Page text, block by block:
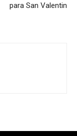
para San Valentin